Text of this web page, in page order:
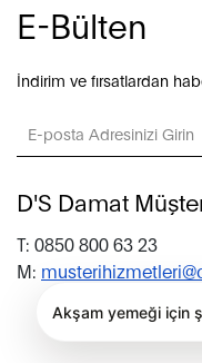
E-Bülten
İndirim ve fırsatlardan
D'S Damat
T: 0850 800 63 23
M: